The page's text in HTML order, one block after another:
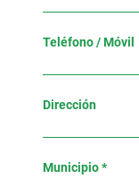
Teléfono / Móvil
Dirección
Municipio *